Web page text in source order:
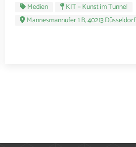
Medien
KIT – Kunst im Tunnel
Mannesmannufer 1 B, 40213 Düsseldorf